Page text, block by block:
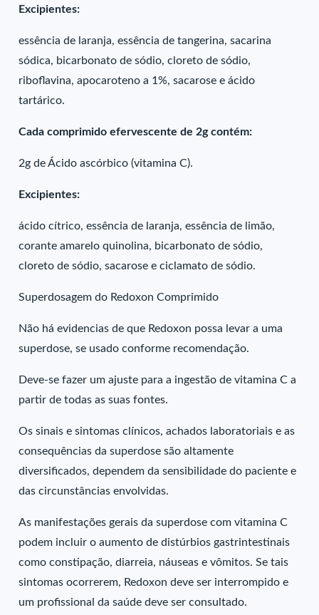
Excipientes:
essência de laranja, essência de tangerina, sacarina
sódica, bicarbonato de sódio, cloreto de sódio,
riboflavina, apocaroteno a 1%, sacarose e ácido
tartárico.
Cada comprimido efervescente de 2g contém:
2g de Ácido ascórbico (vitamina C).
Excipientes:
ácido cítrico, essência de laranja, essência de limão,
corante amarelo quinolina, bicarbonato de sódio,
cloreto de sódio, sacarose e ciclamato de sódio.
Superdosagem do Redoxon Comprimido
Não há evidencias de que Redoxon possa levar a uma
superdose, se usado conforme recomendação.
Deve-se fazer um ajuste para a ingestão de vitamina C a
partir de todas as suas fontes.
Os sinais e sintomas clínicos, achados laboratoriais e as
consequências da superdose são altamente
diversificados, dependem da sensibilidade do paciente e
das circunstâncias envolvidas.
As manifestações gerais da superdose com vitamina C
podem incluir o aumento de distúrbios gastrintestinais
como constipação, diarreia, náuseas e vômitos. Se tais
sintomas ocorrerem, Redoxon deve ser interrompido e
um profissional da saúde deve ser consultado.